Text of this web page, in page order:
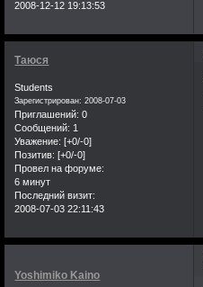
2008-12-12 19:13:53
Таюся
Students
Зарегистрирован: 2008-07-03
Приглашений: 0
Сообщений: 1
Уважение: [+0/-0]
Позитив: [+0/-0]
Провел на форуме:
6 минут
Последний визит:
2008-07-03 22:11:43
Yoshimiko Kaino